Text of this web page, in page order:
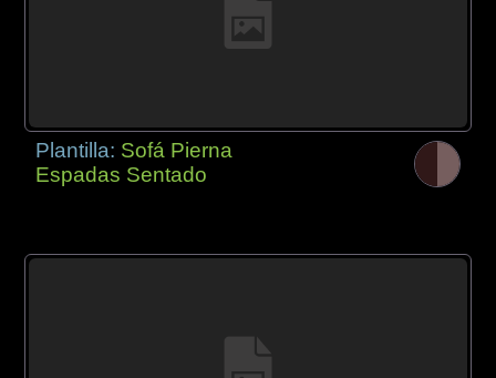
Plantilla: Sofá Pierna
Espadas Sentado